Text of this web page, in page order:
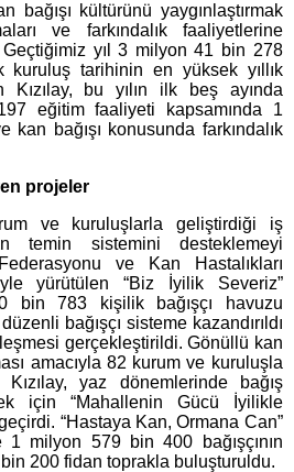
bağışı kültürünü yaygınlaştırmak
ve farkındalık faaliyetlerine
Geçtiğimiz yıl 3 milyon 41 bin 278
kuruluş tarihinin en yüksek yıllık
Kızılay, bu yılın ilk beş ayında
eğitim faaliyeti kapsamında 1
bağışı konusunda farkındalık
projeler
ve kuruluşlarla geliştirdiği iş
temin sistemini desteklemeyi
ve Kan Hastalıkları
yürütülen “Biz İyilik Severiz”
bin 783 kişilik bağışçı havuzu
bağışçı sisteme kazandırıldı
gerçekleştirildi. Gönüllü kan
amacıyla 82 kurum ve kuruluşla
yaz dönemlerinde bağış
için “Mahallenin Gücü İyilikle
“Hastaya Kan, Ormana Can”
1 milyon 579 bin 400 bağışçının
200 fidan toprakla buluşturuldu.